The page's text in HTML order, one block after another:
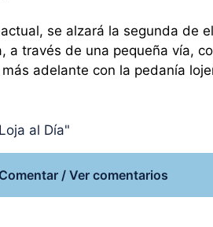
se alzará la segunda de
a través de una pequeña vía,
adelante con la pedanía
al Día"
Comentar / Ver comentarios